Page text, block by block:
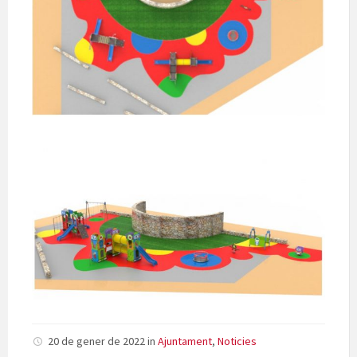
20 de gener de 2022in Ajuntament, Noticies